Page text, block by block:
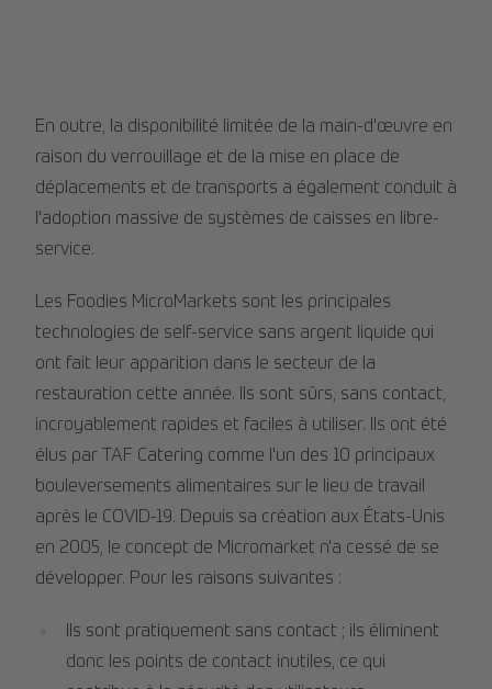
En outre, la disponibilité limitée de la main-d'œuvre en
raison du verrouillage et de la mise en place de
déplacements et de transports a également conduit à
l'adoption massive de systèmes de caisses en libre-
service.
Les Foodies MicroMarkets sont les principales
technologies de self-service sans argent liquide qui
ont fait leur apparition dans le secteur de la
restauration cette année. Ils sont sûrs, sans contact,
incroyablement rapides et faciles à utiliser. Ils ont été
élus par TAF Catering comme l'un des 10 principaux
bouleversements alimentaires sur le lieu de travail
après le COVID-19. Depuis sa création aux États-Unis
en 2005, le concept de Micromarket n'a cessé de se
développer. Pour les raisons suivantes :
Ils sont pratiquement sans contact ; ils éliminent
donc les points de contact inutiles, ce qui